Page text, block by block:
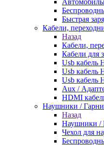
Быстрая
Кабели,
Назад
Кабели,
Кабели для
Usb кабель
Usb кабель
Usb кабель
Aux /
HDMI
Наушники /
Назад
Наушники /
Чехол для